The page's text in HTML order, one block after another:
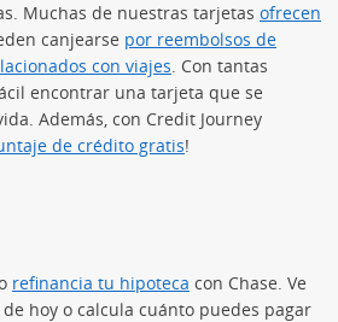
Muchas de nuestras tarjetas ofrecen
en superposición)
canjearse por reembolsos de
con viajes(Se abre en
. Con tantas
encontrar una tarjeta que se
Además, con Credit Journey
de crédito gratis(Se abre en
!
refinancia tu hipoteca con Chase. Ve
(Se abre en superposición)
de hoy o calcula cuánto puedes pagar